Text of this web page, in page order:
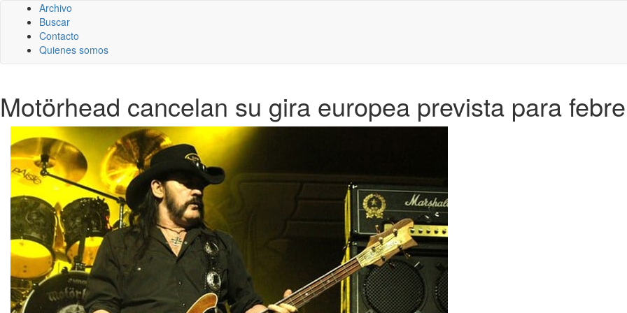
Archivo
Buscar
Contacto
Quienes somos
Motörhead cancelan su gira europea prevista para